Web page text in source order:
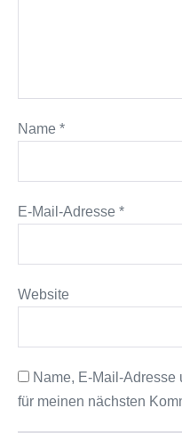
Name *
E-Mail-Adresse *
Website
Name, E-Mail-
für meinen nächsten